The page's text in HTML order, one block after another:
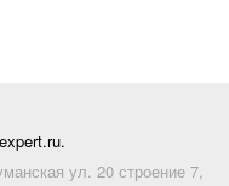
ул. 20 строение 7,